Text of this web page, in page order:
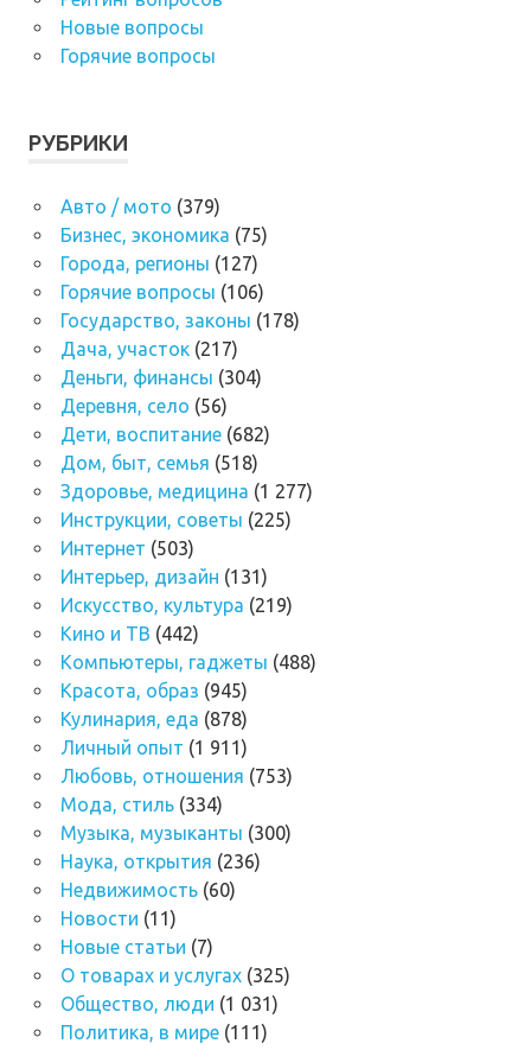
Новые вопросы
Горячие вопросы
РУБРИКИ
Авто / мото (379)
Бизнес, экономика (75)
Города, регионы (127)
Горячие вопросы (106)
Государство, законы (178)
Дача, участок(217)
Деньги, финансы (304)
Деревня, село (56)
Дети, воспитание(682)
Дом, быт, семья (518)
Здоровье, медицина (1 277)
Инструкции, советы (225)
Интернет (503)
Интерьер, дизайн (131)
Искусство, культура (219)
Кино и ТВ (442)
Компьютеры, гаджеты (488)
Красота, образ (945)
Кулинария, еда (878)
Личный опыт (1 911)
Любовь, отношения (753)
Мода, стиль(334)
Музыка, музыканты (300)
Наука, открытия (236)
Недвижимость(60)
Новости (11)
Новые статьи (7)
О товарах и услугах(325)
Общество, люди (1 031)
Политика, в мире(111)